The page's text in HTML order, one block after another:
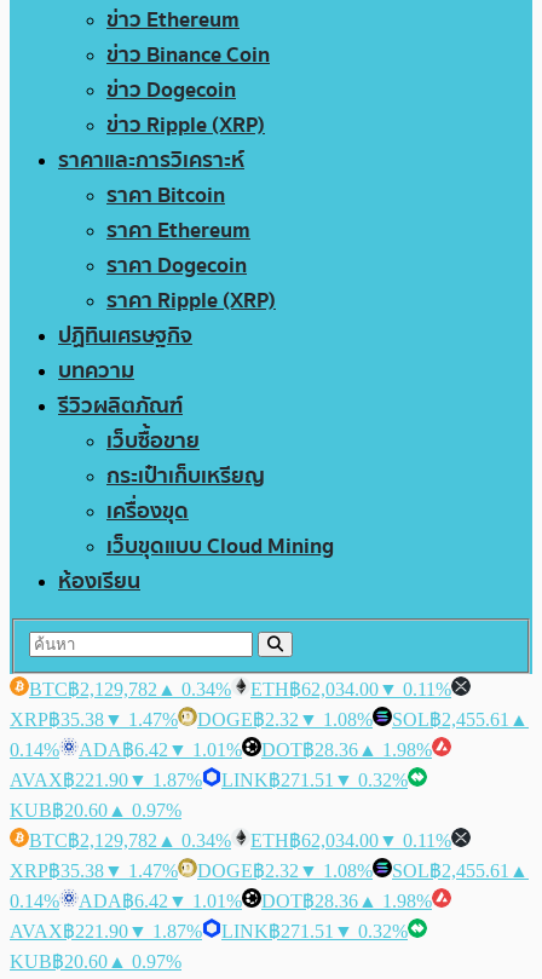
ข่าว Ethereum
ข่าว Binance Coin
ข่าว Dogecoin
ข่าว Ripple (XRP)
ราคาและการวิเคราะห์
ราคา Bitcoin
ราคา Ethereum
ราคา Dogecoin
ราคา Ripple (XRP)
ปฏิทินเศรษฐกิจ
บทความ
รีวิวผลิตภัณฑ์
เว็บซื้อขาย
กระเป๋าเก็บเหรียญ
เครื่องขุด
เว็บขุดแบบ Cloud Mining
ห้องเรียน
BTC฿2,129,782 ▲ 0.34% ETH฿62,034.00▼ 0.11%
XRP฿35.38▼ 1.47% DOGE฿2.32 ▼ 1.08% SOL฿2,455.61 ▲
0.14%
ADA฿6.42 ▼ 1.01% DOT฿28.36 ▲ 1.98%
AVAX฿221.90▼ 1.87% LINK฿271.51 ▼ 0.32%
KUB฿20.60 ▲ 0.97%
BTC฿2,129,782 ▲ 0.34% ETH฿62,034.00▼ 0.11%
XRP฿35.38▼ 1.47% DOGE฿2.32 ▼ 1.08% SOL฿2,455.61 ▲
0.14%
ADA฿6.42 ▼ 1.01% DOT฿28.36 ▲ 1.98%
AVAX฿221.90▼ 1.87% LINK฿271.51 ▼ 0.32%
KUB฿20.60 ▲ 0.97%